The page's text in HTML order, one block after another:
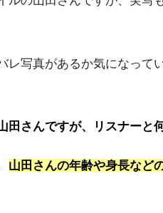
レ写真があるか気になって
田さんですが、リスナーと
山田さんの年齢や身長など